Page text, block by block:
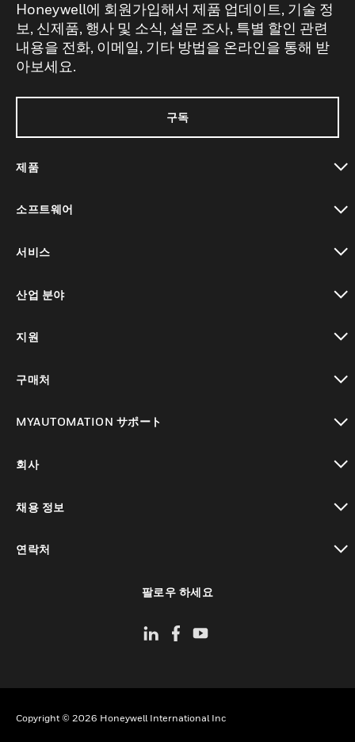
Honeywell에 회원가입해서 제품 업데이트, 기술 정
보, 신제품, 행사 및 소식, 설문 조사, 특별 할인 관련
내용을 전화, 이메일, 기타 방법을 온라인을 통해 받
아보세요.
구독
제품
소프트웨어
서비스
산업 분야
지원
구매처
MYAUTOMATION サポート
회사
채용 정보
연락처
팔로우 하세요
Copyright © 2026 Honeywell International Inc